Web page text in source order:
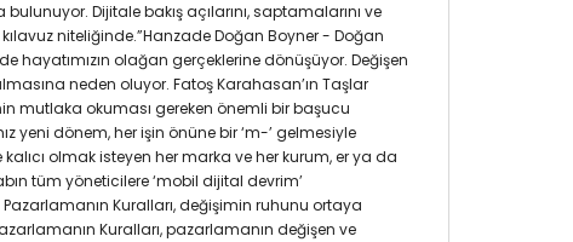
Dijitale bakış açılarını, saptamalarını ve
niteliğinde.”Hanzade Doğan Boyner - Doğan
hayatımızın olağan gerçeklerine dönüşüyor. Değişen
neden oluyor. Fatoş Karahasan’ın Taşlar
mutlaka okuması gereken önemli bir başucu
yeni dönem, her işin önüne bir ‘m-’ gelmesiyle
olmak isteyen her marka ve her kurum, er ya da
tüm yöneticilere ‘mobil dijital devrim’
Kuralları, değişimin ruhunu ortaya
Kuralları, pazarlamanın değişen ve